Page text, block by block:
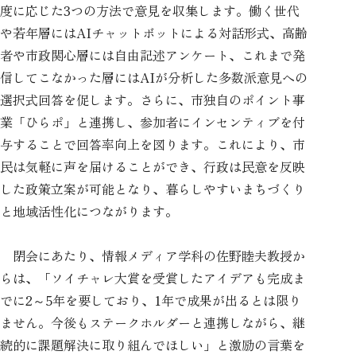
度に応じた3つの方法で意見を収集します。働く世代
や若年層にはAIチャットボットによる対話形式、高齢
者や市政関心層には自由記述アンケート、これまで発
信してこなかった層にはAIが分析した多数派意見への
選択式回答を促します。さらに、市独自のポイント事
業「ひらポ」と連携し、参加者にインセンティブを付
与することで回答率向上を図ります。これにより、市
民は気軽に声を届けることができ、行政は民意を反映
した政策立案が可能となり、暮らしやすいまちづくり
と地域活性化につながります。
閉会にあたり、情報メディア学科の佐野睦夫教授か
らは、「ソイチャレ大賞を受賞したアイデアも完成ま
でに2～5年を要しており、1年で成果が出るとは限り
ません。今後もステークホルダーと連携しながら、継
続的に課題解決に取り組んでほしい」と激励の言葉を